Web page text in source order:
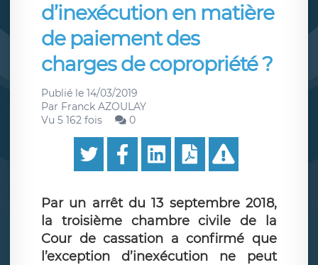
d’inexécution en matière
de paiement des
charges de copropriété ?
Publié le 14/03/2019
Par Franck AZOULAY
Vu 5 162 fois
0
Par un arrêt du 13 septembre 2018,
la troisième chambre civile de la
Cour de cassation a confirmé que
l’exception d’inexécution ne peut